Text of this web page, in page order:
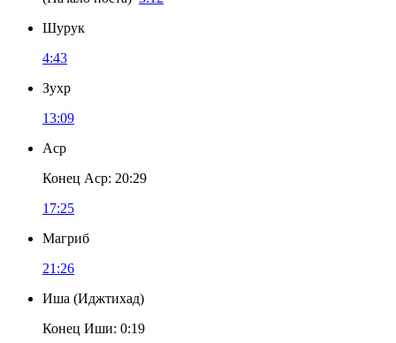
Шурук
4:43
Зухр
13:09
Аср
Конец Аср: 20:29
17:25
Магриб
21:26
Иша (Иджтихад)
Конец Иши: 0:19